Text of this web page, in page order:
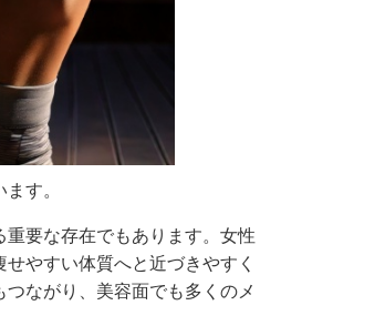
す。
要な存在でもあります。女性
やすい体質へと近づきやすく
ながり、美容面でも多くのメ